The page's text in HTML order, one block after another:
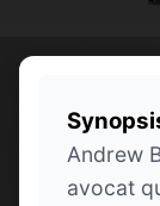
Andrew
avocat